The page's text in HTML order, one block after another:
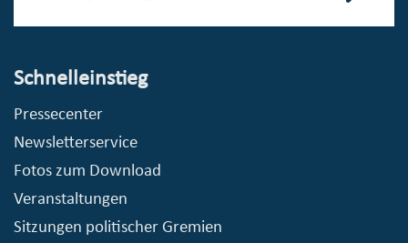
Schnelleinstieg
Pressecenter
Newsletterservice
Fotos zum Download
Veranstaltungen
Sitzungen politischer Gremien